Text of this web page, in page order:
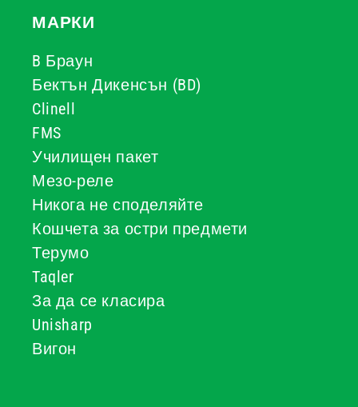
МАРКИ
B Браун
Бектън Дикенсън (BD)
Clinell
FMS
Училищен пакет
Мезо-реле
Никога не споделяйте
Кошчета за остри предмети
Терумо
Taqler
За да се класира
Unisharp
Вигон